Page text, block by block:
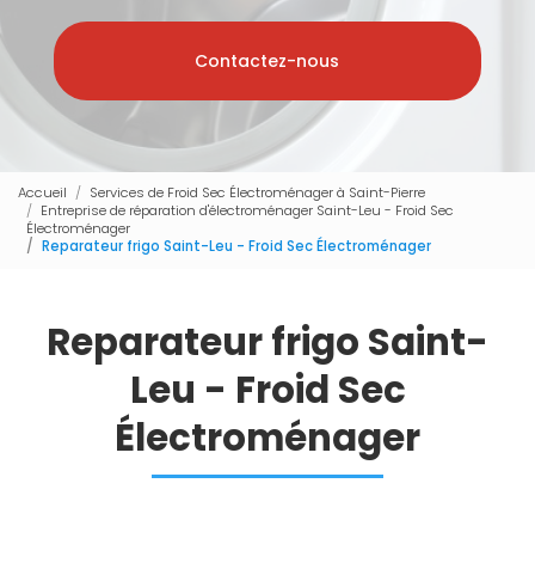
Contactez-nous
Accueil
Services de Froid Sec Électroménager à Saint-Pierre
Entreprise de réparation d'électroménager Saint-Leu - Froid Sec
Électroménager
Reparateur frigo Saint-Leu - Froid Sec Électroménager
Reparateur frigo Saint-
Leu - Froid Sec
Électroménager